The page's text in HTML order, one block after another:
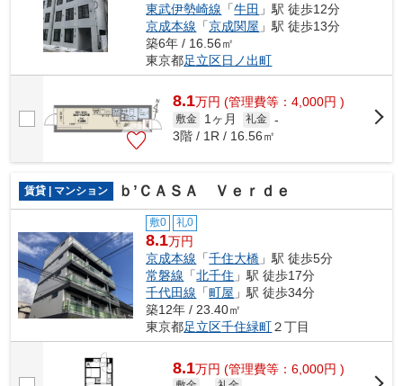
東武伊勢崎線 「牛田 」駅 徒歩12分
京成本線 「京成関屋 」駅 徒歩13分
築6年 / 16.56㎡
東京都足立区日ノ出町
8.1万円 (管理費等：4,000円 )
敷金 1ヶ月 礼金 -
3階 / 1R / 16.56㎡
賃貸 | マンション ｂ’ＣＡＳＡ Ｖｅｒｄｅ
敷0 礼0
8.1万円
京成本線 「千住大橋 」駅 徒歩5分
常磐線 「北千住 」駅 徒歩17分
千代田線 「町屋 」駅 徒歩34分
築12年 / 23.40㎡
東京都足立区千住緑町２丁目
8.1万円 (管理費等：6,000円 )